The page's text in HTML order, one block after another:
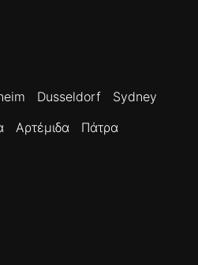
Dusseldorf
Sydney
Αρτέμιδα
Πάτρα